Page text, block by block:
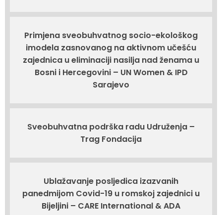
Primjena sveobuhvatnog socio-ekološkog
imodela zasnovanog na aktivnom učešću
zajednica u eliminaciji nasilja nad ženama u
Bosni i Hercegovini – UN Women & IPD
Sarajevo
Sveobuhvatna podrška radu Udruženja –
Trag Fondacija
Ublažavanje posljedica izazvanih
panedmijom Covid-19 u romskoj zajednici u
Bijeljini – CARE International & ADA